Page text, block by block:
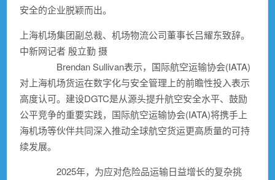
安全的企业脱颖而出。
上海机场集团副总裁、机场物流公司董事长吕耀东致辞。
中新网记者 殷立勤 摄
Brendan Sullivan表示，国际航空运输协会(IATA)
对上海机场货运在数字化与安全管理上的前瞻性投入表示
高度认可。建设DGTC是从源头提升航空安全水平、鼓励
公平竞争的重要实践，国际航空运输协会(IATA)将携手上
海机场等伙伴共同深入推动全球航空货运更高质量的可持
续发展。
2025年，为应对危险品运输日益增长的复杂挑